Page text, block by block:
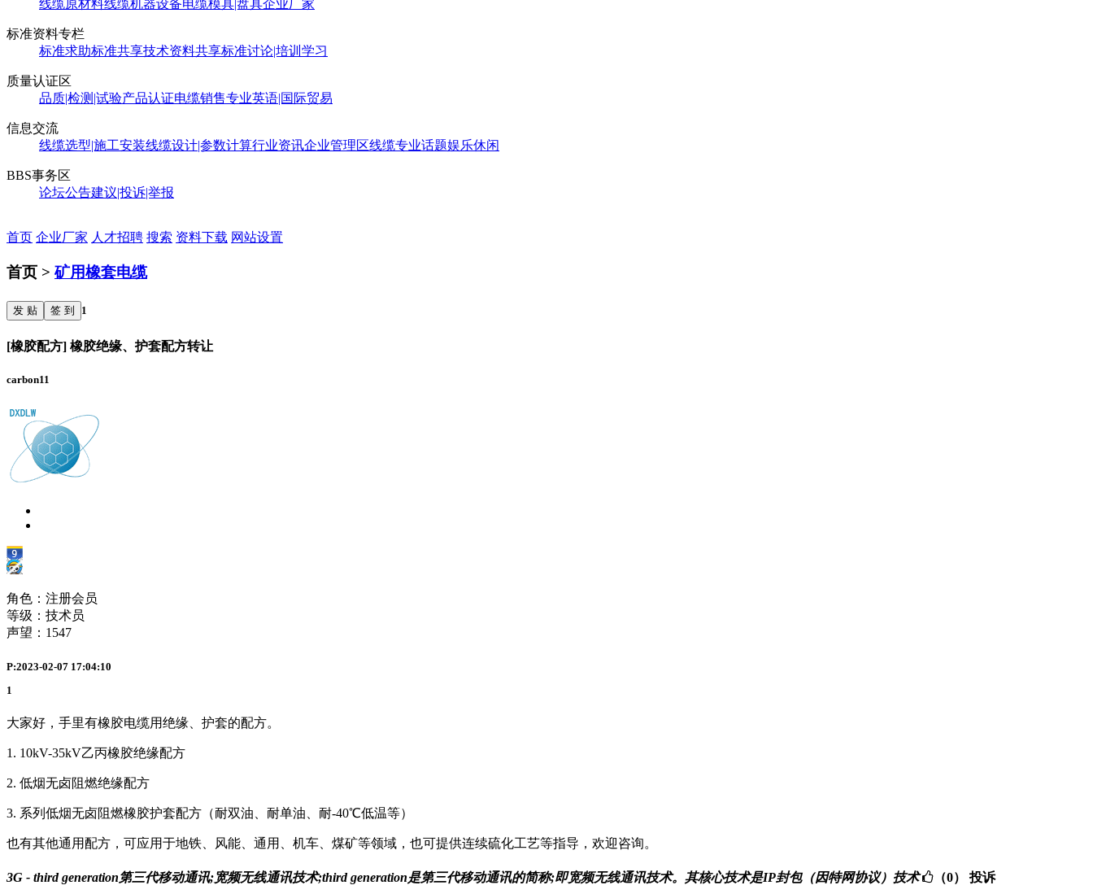
线缆原材料线缆机器设备电缆模具|盘具企业厂家
标准资料专栏
标准求助标准共享技术资料共享标准讨论|培训学习
质量认证区
品质|检测|试验产品认证电缆销售专业英语|国际贸易
信息交流
线缆选型|施工安装线缆设计|参数计算行业资讯企业管理区线缆专业话题娱乐休闲
BBS事务区
论坛公告建议|投诉|举报
首页 企业厂家 人才招聘 搜索 资料下载 网站设置
首页 >矿用橡套电缆
发 贴 签 到 1
[橡胶配方] 橡胶绝缘、护套配方转让
carbon11
角色：注册会员
等级：技术员
声望： 1547
P:2023-02-07 17:04:10
1
大家好，手里有橡胶电缆用绝缘、护套的配方。
1. 10kV-35kV乙丙橡胶绝缘配方
2. 低烟无卤阻燃绝缘配方
3. 系列低烟无卤阻燃橡胶护套配方（耐双油、耐单油、耐-40℃低温等）
也有其他通用配方，可应用于地铁、风能、通用、机车、煤矿等领域，也可提供连续硫化工艺等指导，欢迎咨询。
3G - third generation第三代移动通讯;宽频无线通讯技术;third generation是第三代移动通讯的简称;即宽频无线通讯技术。其核心技术是IP封包（因特网协议）技术 （0） 投诉